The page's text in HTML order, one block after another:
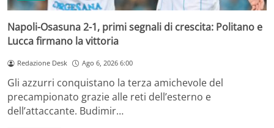
Napoli-Osasuna 2-1, primi segnali di crescita: Politano e
Lucca firmano la vittoria
Redazione Desk Ago 6, 2026 6:00
Gli azzurri conquistano la terza amichevole del
precampionato grazie alle reti dell’esterno e
dell’attaccante. Budimir…